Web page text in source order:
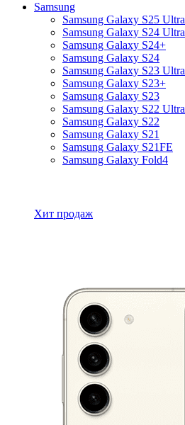
Samsung
Samsung Galaxy S25 Ultra
Samsung Galaxy S24 Ultra
Samsung Galaxy S24+
Samsung Galaxy S24
Samsung Galaxy S23 Ultra
Samsung Galaxy S23+
Samsung Galaxy S23
Samsung Galaxy S22 Ultra
Samsung Galaxy S22
Samsung Galaxy S21
Samsung Galaxy S21FE
Samsung Galaxy Fold4
Хит продаж